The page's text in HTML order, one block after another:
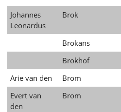
العربية
本
語
Johannes
Leonardus
Brok
Brokans
Brokhof
Arie van den
Brom
Evert van
den
Brom